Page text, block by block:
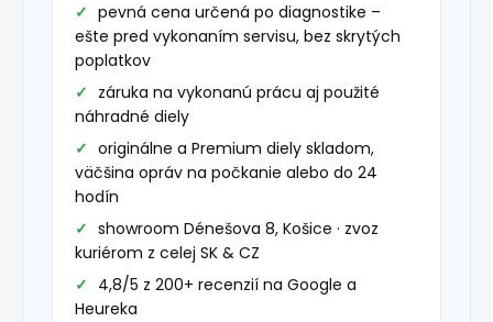
pevná cena určená po diagnostike –
ešte pred vykonaním servisu, bez skrytých
poplatkov
záruka na vykonanú prácu aj použité
náhradné diely
originálne a Premium diely skladom,
väčšina opráv na počkanie alebo do 24
hodín
showroom Dénešova 8, Košice · zvoz
kuriérom z celej SK & CZ
4,8/5 z 200+ recenzií na Google a
Heureka